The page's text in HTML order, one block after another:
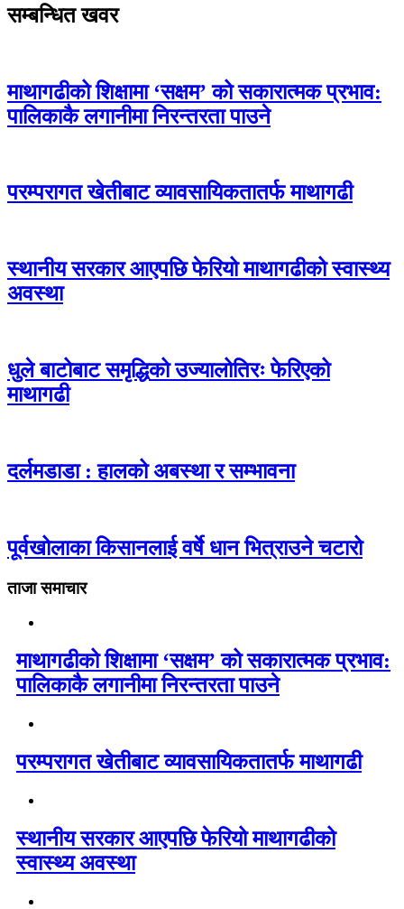
सम्बन्धित खवर
माथागढीको शिक्षामा ‘सक्षम’ को सकारात्मक प्रभाव:
पालिकाकै लगानीमा निरन्तरता पाउने
परम्परागत खेतीबाट व्यावसायिकतातर्फ माथागढी
स्थानीय सरकार आएपछि फेरियो माथागढीको स्वास्थ्य
अवस्था
धुले बाटोबाट समृद्धिको उज्यालोतिरः फेरिएको
माथागढी
दर्लमडाडा : हालको अबस्था र सम्भावना
पूर्वखोलाका किसानलाई वर्षे धान भित्राउने चटारो
ताजा समाचार
माथागढीको शिक्षामा ‘सक्षम’ को सकारात्मक प्रभाव:
पालिकाकै लगानीमा निरन्तरता पाउने
परम्परागत खेतीबाट व्यावसायिकतातर्फ माथागढी
स्थानीय सरकार आएपछि फेरियो माथागढीको
स्वास्थ्य अवस्था